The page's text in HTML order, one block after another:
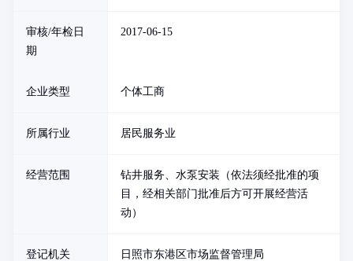
审核/年检日
期
2017-06-15
企业类型 个体工商
所属行业 居民服务业
经营范围
钻井服务、水泵安装（依法须经批准的项
目，经相关部门批准后方可开展经营活
动）
登记机关 日照市东港区市场监督管理局